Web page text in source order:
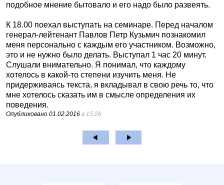
подобное мнение бытовало и его надо было развеять.
К 18.00 поехал выступать на семинаре. Перед началом
генерал-лейтенант Павлов Петр Кузьмич познакомил
меня персонально с каждым его участником. Возможно,
это и не нужно было делать. Выступал 1 час 20 минут.
Слушали внимательно. Я понимал, что каждому
хотелось в какой-то степени изучить меня. Не
придерживаясь текста, я вкладывал в свою речь то, что
мне хотелось сказать им в смысле определения их
поведения.
Опубликовано 01.02.2016 в 15:26